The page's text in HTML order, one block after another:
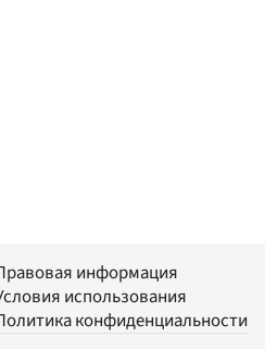
информация
использования
конфиденциальности